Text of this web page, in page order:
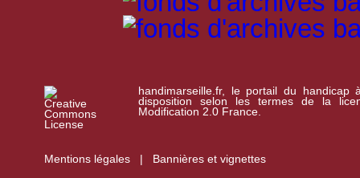
handimarseille.fr, le portail du handicap
disposition selon les termes de la
Modification 2.0 France.
Mentions légales Bannières et vignettes